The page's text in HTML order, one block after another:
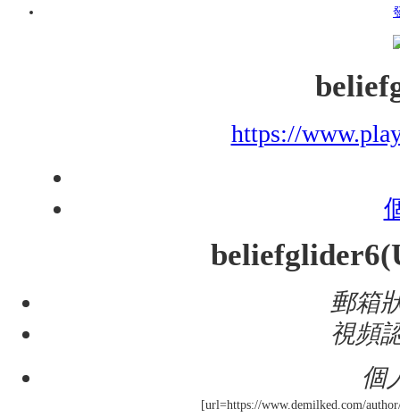
https://
beliefglider6
郵箱
視頻
個
[url=https://www.demilked.com/